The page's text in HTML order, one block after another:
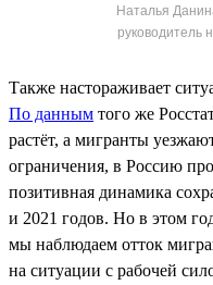
Наталья
руководитель
Также настораживает
По данным того же
растёт, а мигранты
ограничения, в Россию
позитивная динамика
и 2021 годов. Но в этом
мы наблюдаем отток
на ситуации с рабочей